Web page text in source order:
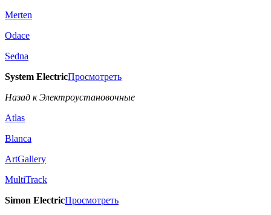
Merten
Odace
Sedna
System ElectricПросмотреть
Назад к Электроустановочные
Atlas
Blanca
ArtGallery
MultiTrack
Simon ElectricПросмотреть